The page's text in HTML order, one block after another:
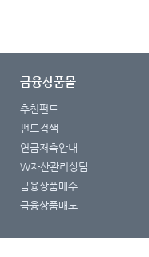
금융상품몰
추천펀드
펀드검색
연금저축안내
W자산관리상담
금융상품매수
금융상품매도